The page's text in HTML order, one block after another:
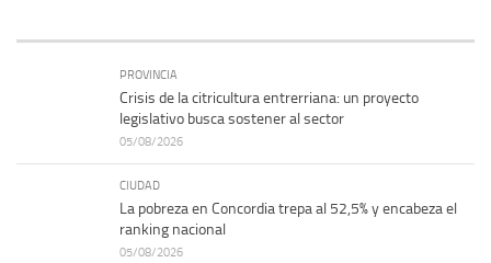
PROVINCIA
Crisis de la citricultura entrerriana: un proyecto
legislativo busca sostener al sector
05/08/2026
CIUDAD
La pobreza en Concordia trepa al 52,5% y encabeza el
ranking nacional
05/08/2026